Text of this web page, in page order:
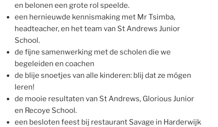
en belonen een grote rol speelde.
een hernieuwde kennismaking met Mr Tsimba,
headteacher, en het team van St Andrews Junior
School.
de fijne samenwerking met de scholen die we
begeleiden en coachen
de blije snoetjes van alle kinderen: blij dat ze mógen
leren!
de mooie resultaten van St Andrews, Glorious Junior
en Recoye School.
een besloten feest bij restaurant Savage in Harderwijk